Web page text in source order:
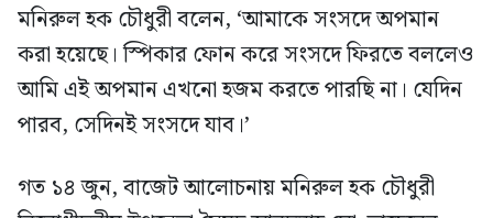
মনিরুল হক চৌধুরী বলেন, ‘আমাকে সংসদে অপমান
করা হয়েছে। স্পিকার ফোন করে সংসদে ফিরতে বললেও
আমি এই অপমান এখনো হজম করতে পারছি না। যেদিন
পারব, সেদিনই সংসদে যাব।’
গত ১৪ জুন, বাজেট আলোচনায় মনিরুল হক চৌধুরী